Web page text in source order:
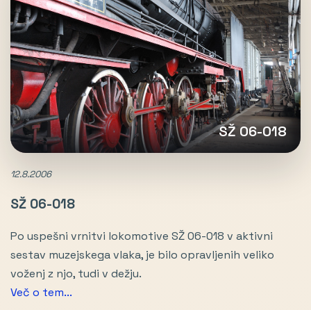
SŽ 06-018
12.8.2006
SŽ 06-018
Po uspešni vrnitvi lokomotive SŽ 06-018 v aktivni
sestav muzejskega vlaka, je bilo opravljenih veliko
voženj z njo, tudi v dežju.
Več o tem...